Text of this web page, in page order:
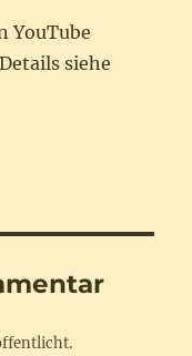
YouTube
siehe